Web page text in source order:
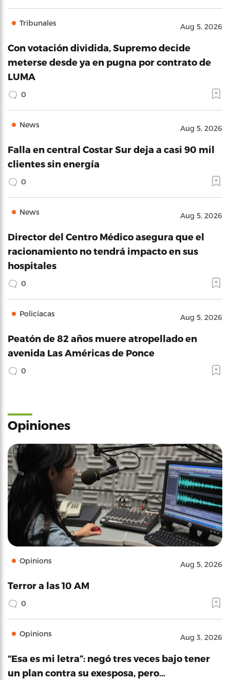
Tribunales Aug 5, 2026
Con votación dividida, Supremo decide
meterse desde ya en pugna por contrato de
LUMA
0
News Aug 5, 2026
Falla en central Costar Sur deja a casi 90 mil
clientes sin energía
0
News Aug 5, 2026
Director del Centro Médico asegura que el
racionamiento no tendrá impacto en sus
hospitales
0
Policíacas Aug 5, 2026
Peatón de 82 años muere atropellado en
avenida Las Américas de Ponce
0
Opiniones
Opinions Aug 5, 2026
Terror a las 10 AM
0
Opinions Aug 3, 2026
“Esa es mi letra”: negó tres veces bajo tener
un plan contra su exesposa, pero…